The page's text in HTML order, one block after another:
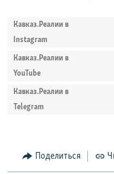
Кавказ.Реалии в
Instagram
Кавказ.Реалии в
YouTube
Кавказ.Реалии в
Telegram
Поделиться